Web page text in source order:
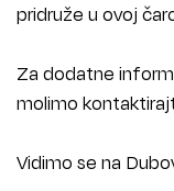
pridruže u ovoj
Za dodatne
molimo
Vidimo se na